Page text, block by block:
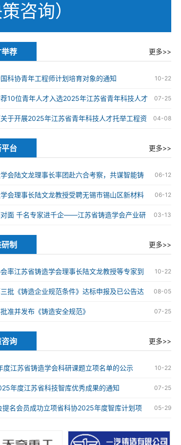
咨询）
荐 更多>>
10-22
科协青年工程师计划培育对象的通知
07-25
10位青年人才入选2025年江苏省青年科技人才
04-08
于开展2025年江苏省青年科技人才托举工程资
荐工作的通知》的通知
台 更多>>
06-12
会陆文龙理事长率团赴六合考察，共谋智能铸
展新篇章 06-12
会理事长陆文龙教授受聘无锡市锡山区新材料
顾问” 03-13
面 千名专家进千企——江苏省铸造学会产业研
研发中心授牌仪式在苏州成功举办
制 更多>>
10-22
率江苏省铸造学会理事长陆文龙教授等专家到
企业规范条件达标申报现场审核工作 08-05
批《铸造企业规范条件》达标申报及已公告达
作的通知 07-25
准并发布《铸造安全规范》
询 更多>>
10-22
度江苏省铸造学会科研课题立项名单的公示
07-25
年度江苏省科技智库优秀成果的通知
05-29
提名会员成功立项省科协2025年度智库计划项